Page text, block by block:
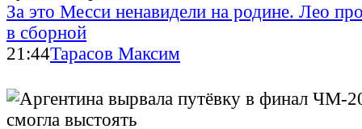
За это Месси ненавидели на родине. Лео
в сборной
21:44Тарасов Максим